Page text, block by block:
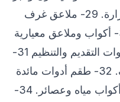
28- أوعية بايركس مقاومة للحرارة. 29- ملاعق غرف
وتوزيع (سيليكون أو خشب). 30- أكواب وملاعق معيارية
للوصفات الدقيقة. ### رابعاً: أدوات التقديم والتنظيم 31-
طقم أطباق يومي وآخر للضيوف. 32- طقم أدوات مائدة
(ملاعق، شوك، سكاكين). 33- أكواب مياه وعصائر. 34-